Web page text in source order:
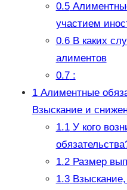
0.5
участием
0.6В каких
алиментов
0.7:
1Алиментные
Взыскание и
1.1У кого
1.2Размер
1.3